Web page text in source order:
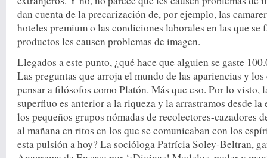
dan cuenta de la precarización de, por ejemplo, las
hoteles premium o las condiciones laborales en las que se
productos les causen problemas de imagen.
Llegados a este punto, ¿qué hace que alguien se gaste
Las preguntas que arroja el mundo de las apariencias y los
pensar a filósofos como Platón. Más que eso. Por lo visto,
superfluo es anterior a la riqueza y la arrastramos desde la
los pequeños grupos nómadas de recolectores-cazadores
al mañana en ritos en los que se comunicaban con los
esta pulsión a hoy? La socióloga Patrícia Soley-Beltran,